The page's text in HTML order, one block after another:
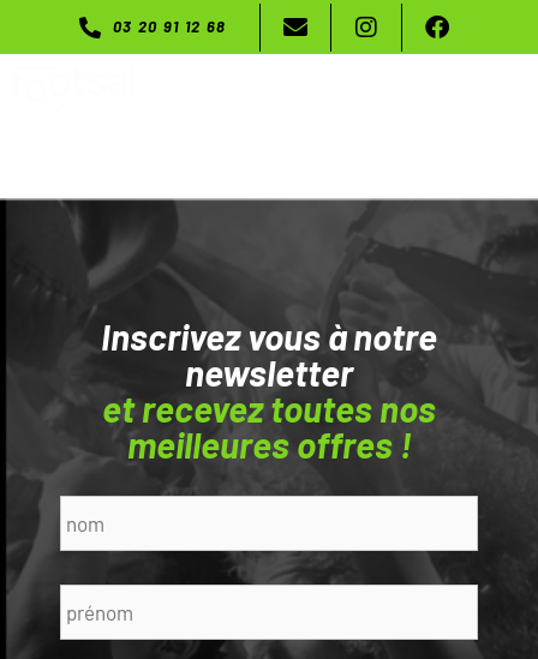
03 20 91 12 68
Inscrivez vous à notre
newsletter
et recevez toutes nos
meilleures offres !
Nom *
Prénom *